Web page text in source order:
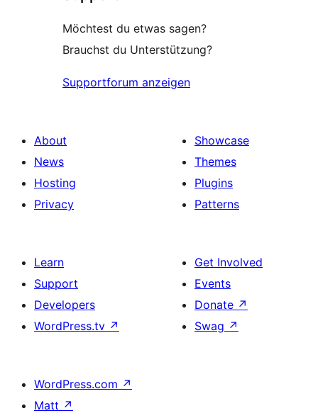
Möchtest du etwas sagen?
Brauchst du Unterstützung?
Supportforum anzeigen
About
News
Hosting
Privacy
Showcase
Themes
Plugins
Patterns
Learn
Support
Developers
WordPress.tv ↗
Get Involved
Events
Donate ↗
Swag ↗
WordPress.com ↗
Matt ↗